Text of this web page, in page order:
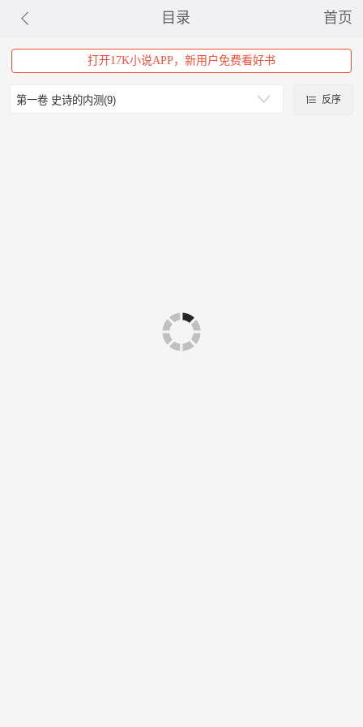
目录 首页
打开17K小说APP，新用户免费看好书
反序